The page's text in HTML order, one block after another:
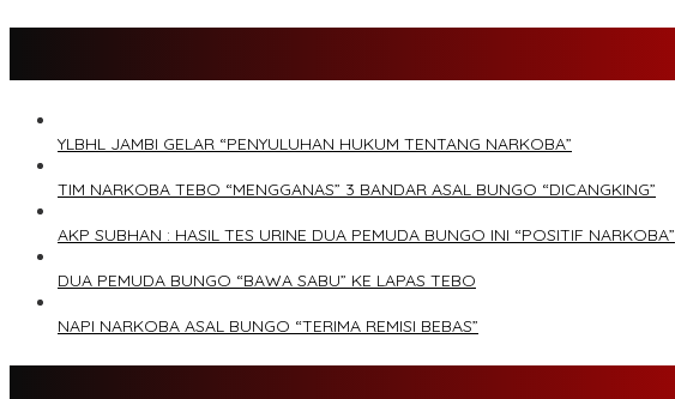
YLBHL JAMBI GELAR “PENYULUHAN HUKUM TENTANG NARKOBA”
TIM NARKOBA TEBO “MENGGANAS” 3 BANDAR ASAL BUNGO “DICANGKING”
AKP SUBHAN : HASIL TES URINE DUA PEMUDA BUNGO INI “POSITIF NARKOBA”
DUA PEMUDA BUNGO “BAWA SABU” KE LAPAS TEBO
NAPI NARKOBA ASAL BUNGO “TERIMA REMISI BEBAS”